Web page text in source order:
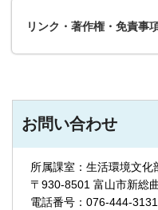
リンク・著作権・免責事
お問い合わせ
所属課室：生活環境文
〒930-8501 富山市新総
電話番号：076-444-3131